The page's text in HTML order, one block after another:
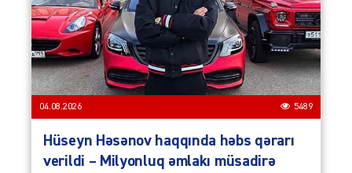
04.08.2026 5489
Hüseyn Həsənov haqqında həbs qərarı
verildi – Milyonluq əmlakı müsadirə